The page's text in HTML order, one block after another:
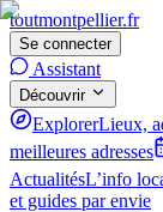
toutmontpellier.fr
Se connecter
Assistant
Découvrir
ExplorerLieux,
meilleures adresses
ActualitésL’info
et guides par envie